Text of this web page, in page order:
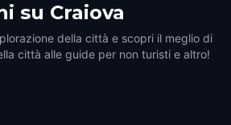
su Craiova
della città e scopri il meglio di
città alle guide per non turisti e altro!